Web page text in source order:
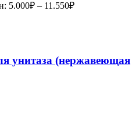
5.000₽ – 11.550₽
унитаза (нержавеющая